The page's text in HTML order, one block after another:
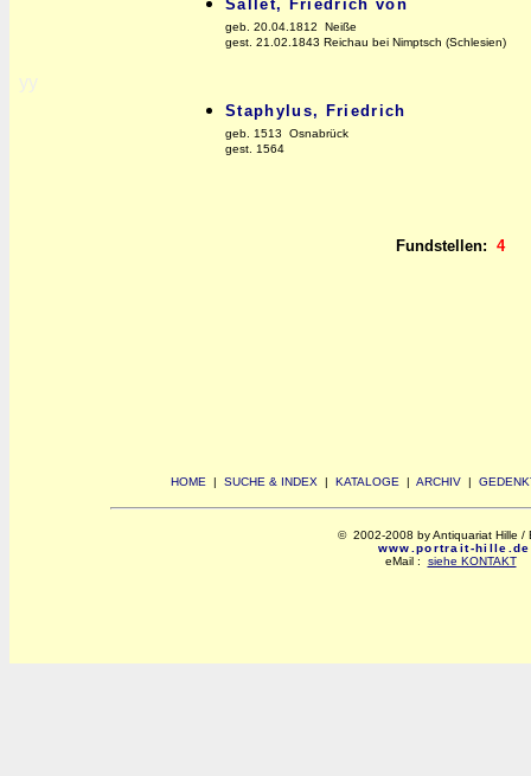
yy
Sallet, Friedrich von
geb. 20.04.1812 Neiße
gest. 21.02.1843 Reichau bei Nimptsch (Schlesien)
Staphylus, Friedrich
geb. 1513 Osnabrück
gest. 1564
Fundstellen: 4
HOME | SUCHE & INDEX | KATALOGE | ARCHIV |
© 2002-2008 by Antiquariat Hille /
www.portrait-hille.de
eMail : siehe KONTAKT